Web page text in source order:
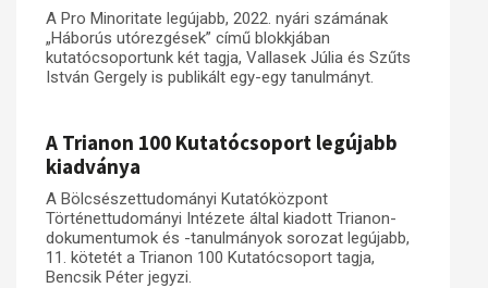
A Pro Minoritate legújabb, 2022. nyári számának
„Háborús utórezgések” című blokkjában
kutatócsoportunk két tagja, Vallasek Júlia és Szűts
István Gergely is publikált egy-egy tanulmányt.
A Trianon 100 Kutatócsoport legújabb
kiadványa
A Bölcsészettudományi Kutatóközpont
Történettudományi Intézete által kiadott Trianon-
dokumentumok és -tanulmányok sorozat legújabb,
11. kötetét a Trianon 100 Kutatócsoport tagja,
Bencsik Péter jegyzi.